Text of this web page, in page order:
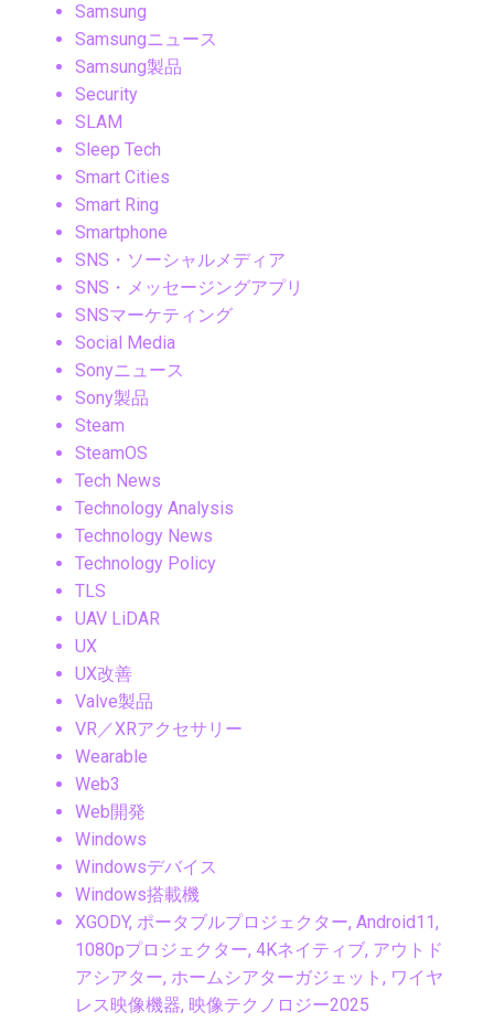
Samsung
Samsungニュース
Samsung製品
Security
SLAM
Sleep Tech
Smart Cities
Smart Ring
Smartphone
SNS・ソーシャルメディア
SNS・メッセージングアプリ
SNSマーケティング
Social Media
Sonyニュース
Sony製品
Steam
SteamOS
Tech News
Technology Analysis
Technology News
Technology Policy
TLS
UAV LiDAR
UX
UX改善
Valve製品
VR／XRアクセサリー
Wearable
Web3
Web開発
Windows
Windowsデバイス
Windows搭載機
XGODY, ポータブルプロジェクター, Android11,
1080pプロジェクター, 4Kネイティブ, アウトド
アシアター, ホームシアターガジェット, ワイヤ
レス映像機器, 映像テクノロジー2025